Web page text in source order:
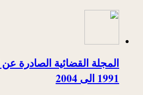
المجلة القضائية الصادرة
1991 الى 2004